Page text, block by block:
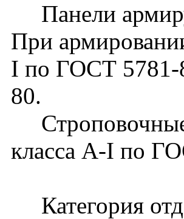
Панели
При
I по ГОСТ 5781-
80.
Строповочные
класса А-I по
Категория